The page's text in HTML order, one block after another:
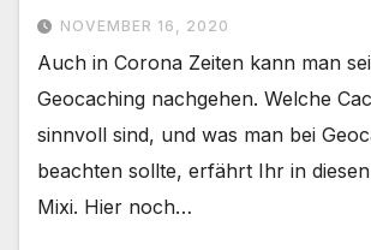
NOVEMBER 16, 2020
Auch in Corona Zeiten kann man
Geocaching nachgehen. Welche
sinnvoll sind, und was man bei
beachten sollte, erfährt Ihr in
Mixi. Hier noch…